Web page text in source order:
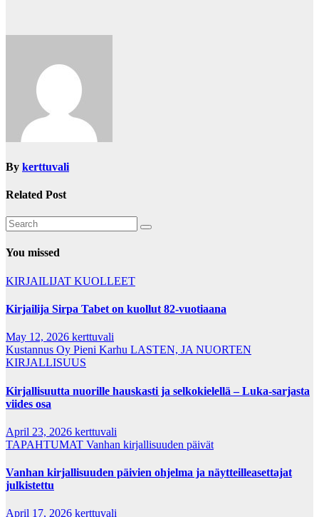
By kerttuvali
Related Post
You missed
KIRJAILIJAT KUOLLEET
Kirjailija Sirpa Tabet on kuollut 82-vuotiaana
May 12, 2026 kerttuvali
Kustannus Oy Pieni Karhu LASTEN, JA NUORTEN
KIRJALLISUUS
Kirjallisuutta nuorille hauskasti ja selkokielellä – Luka-sarjasta
viides osa
April 23, 2026 kerttuvali
TAPAHTUMAT Vanhan kirjallisuuden päivät
Vanhan kirjallisuuden päivien ohjelma ja näytteilleasettajat
julkistettu
April 17, 2026 kerttuvali